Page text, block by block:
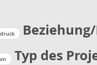
Typ des